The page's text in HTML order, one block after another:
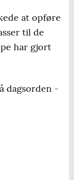
at opføre
til de
har gjort
dagsorden -